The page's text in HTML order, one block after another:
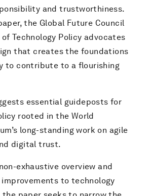
and trustworthiness.
the Global Future Council
Technology Policy advocates
that creates the foundations
to contribute to a flourishing
essential guideposts for
rooted in the World
long-standing work on agile
digital trust.
exhaustive overview and
to technology